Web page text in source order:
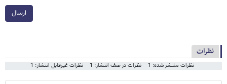
ارسال
نظرات
نظرات منتشر شده: 1 نظرات در صف انتشار: 1 نظرات غیرقابل انتشار: 1